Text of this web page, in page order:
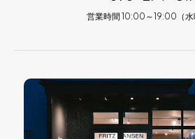
営業時間 10:00～19:00（水